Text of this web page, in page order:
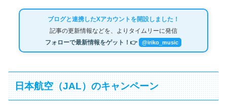
ブログと連携したXアカウントを開設しました！
記事の更新情報などを、よりタイムリーに発信
フォローで最新情報をゲット！👉 @iriko_music
日本航空（JAL）のキャンペーン